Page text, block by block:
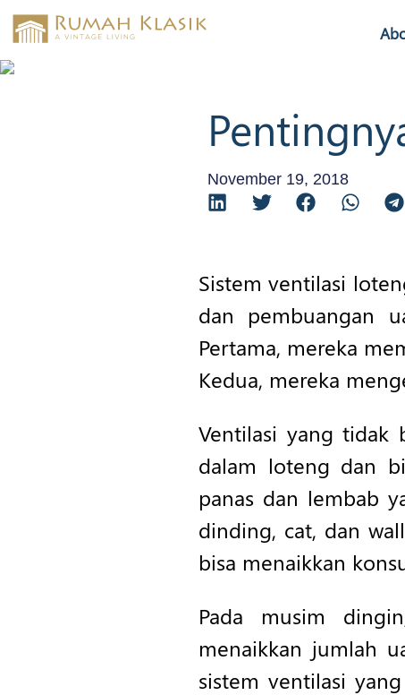
November 19, 2018
Sistem ventilasi
dan pembuangan
Pertama, mereka
Kedua, mereka
Ventilasi yang tidak
dalam loteng dan
panas dan lembab
dinding, cat, dan
bisa menaikkan
Pada musim
menaikkan jumlah
sistem ventilasi